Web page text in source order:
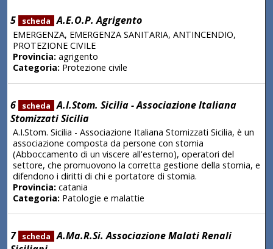
5 scheda A.E.O.P. Agrigento
EMERGENZA, EMERGENZA SANITARIA, ANTINCENDIO,
PROTEZIONE CIVILE
Provincia:agrigento
Categoria:Protezione civile
6 scheda A.I.Stom. Sicilia - Associazione Italiana
Stomizzati Sicilia
A.I.Stom. Sicilia - Associazione Italiana Stomizzati Sicilia, è un
associazione composta da persone con stomia
(Abboccamento di un viscere all'esterno), operatori del
settore, che promuovono la corretta gestione della stomia, e
difendono i diritti di chi e portatore di stomia.
Provincia:catania
Categoria:Patologie e malattie
7 scheda A.Ma.R.Si. Associazione Malati Renali